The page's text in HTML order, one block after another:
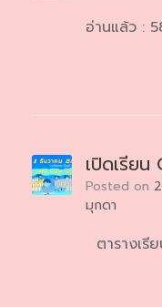
อ่านแล้ว :
เปิดเรีย
Posted on
มุกดา
ตารางเรี